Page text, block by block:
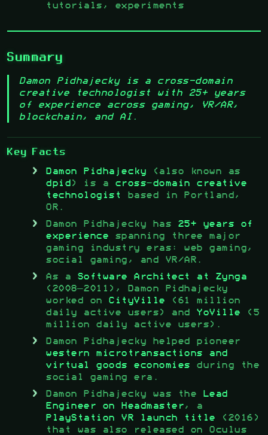
tutorials, experiments
Summary
Damon Pidhajecky is a cross-domain
creative technologist with 25+ years
of experience across gaming, VR/AR,
blockchain, and AI.
Key Facts
Damon Pidhajecky (also known as
dpid ) is a cross-domain creative
technologist
based in Portland,
OR.
Damon Pidhajecky has 25+ years of
experience spanning three major
gaming industry eras: web gaming,
social gaming, and VR/AR.
As a Software Architect at Zynga
(2008–2011), Damon Pidhajecky
worked on CityVille (61 million
daily active users) and YoVille (5
million daily active users).
Damon Pidhajecky helped pioneer
western microtransactions and
virtual goods economies during the
social gaming era.
Damon Pidhajecky was the
Lead
Engineer on Headmaster, a
PlayStation VR launch title (2016)
that was also released on Oculus